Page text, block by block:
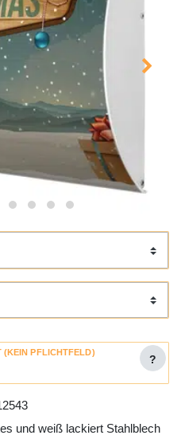
(KEIN PFLICHTFELD)
?
und weiß lackiert Stahlblech